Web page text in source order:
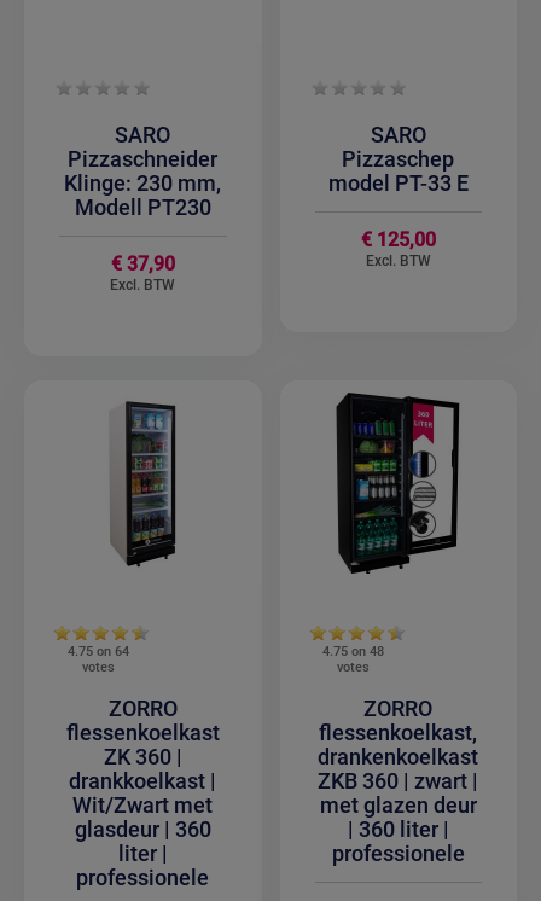
SARO
Pizzaschneider
Klinge: 230 mm,
Modell PT230
€ 37,90
SARO
Pizzaschep
model PT-33 E
€ 125,00
4.75 on 64
votes
ZORRO
flessenkoelkast
ZK 360 |
drankkoelkast |
Wit/Zwart met
glasdeur | 360
liter |
professionele
4.75 on48
votes
ZORRO
flessenkoelkast,
drankenkoelkast
ZKB 360 | zwart |
met glazen deur
| 360 liter |
professionele